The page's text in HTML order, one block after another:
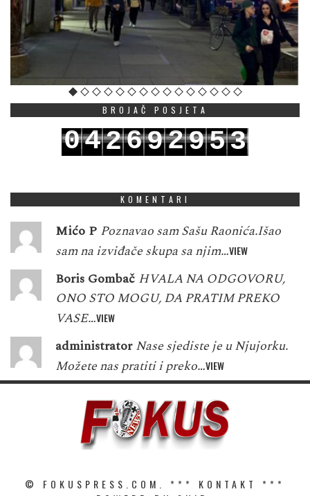
BROJAČ POSJETA
042692953
KOMENTARI
Mićo P Poznavao sam Sašu Raonića.Išao
sam na izviđače skupa sa njim…VIEW
Boris Gombač HVALA NA ODGOVORU,
ONO STO MOGU, DA PRATIM PREKO
VASE…VIEW
administrator Nase sjediste je u Njujorku.
Možete nas pratiti i preko…VIEW
© FOKUSPRESS.COM. *** KONTAKT
***